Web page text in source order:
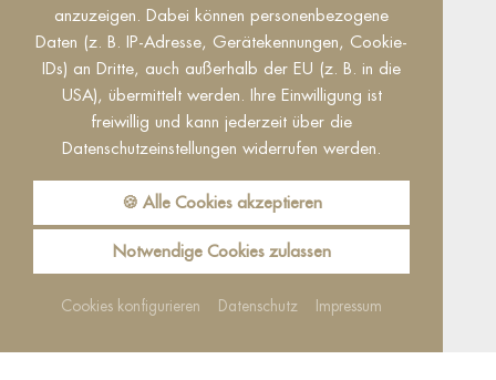
anzuzeigen. Dabei können personenbezogene
Daten (z. B. IP-Adresse, Gerätekennungen, Cookie-
IDs) an Dritte, auch außerhalb der EU (z. B. in die
USA), übermittelt werden. Ihre Einwilligung ist
freiwillig und kann jederzeit über die
Datenschutzeinstellungen widerrufen werden.
🍪 Alle Cookies akzeptieren
Notwendige Cookies zulassen
Cookies konfigurieren Datenschutz Impressum
Reguest Messenger
Wenn Sie den Messenger nutzen möchten
müssen Sie die Cookies von Reguest